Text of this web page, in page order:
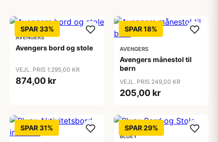
SPAR 33%
AVENGERS
Avengers bord og stole
VEJL. PRIS 1.295,00 KR
874,00 kr
SPAR 18%
AVENGERS
Avengers månestol til
børn
VEJL. PRIS 249,00 KR
205,00 kr
SPAR 31% SPAR 29%
BLUEY